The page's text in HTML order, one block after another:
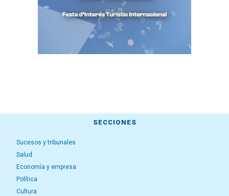
SECCIONES
Sucesos y tribunales
Salud
Economía y empresa
Política
Cultura